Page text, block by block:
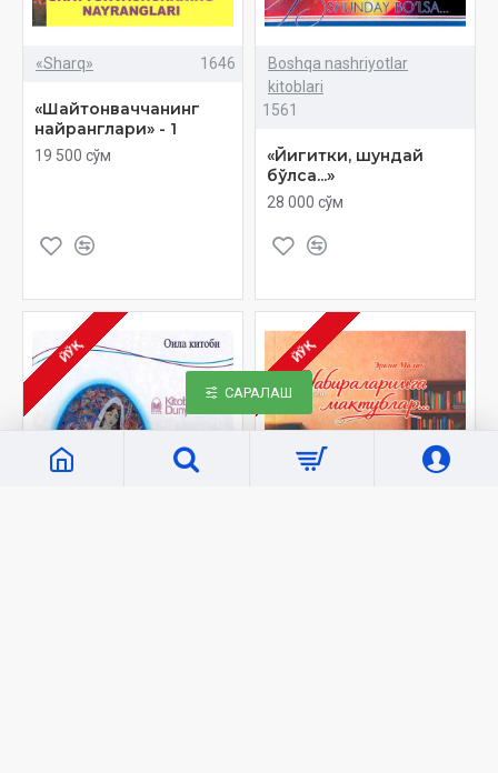
«Sharq» 1646
«Шайтонваччанинг
найранглари» - 1
19 500 сўм
Boshqa nashriyotlar
kitoblari
1561
«Йигитки, шундай
бўлса...»
28 000 сўм
ЙЎҚ ЙЎҚ
САРАЛАШ